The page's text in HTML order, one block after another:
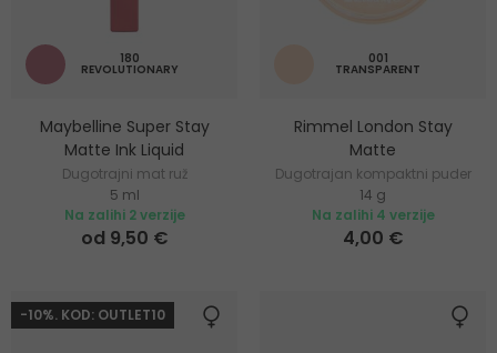
180
REVOLUTIONARY
Maybelline Super Stay
Matte Ink Liquid
Dugotrajni mat ruž
5 ml
Na zalihi 2 verzije
od 9,50 €
001
TRANSPARENT
Rimmel London Stay
Matte
Dugotrajan kompaktni puder
14 g
Na zalihi 4 verzije
4,00 €
-10%. KOD: OUTLET10